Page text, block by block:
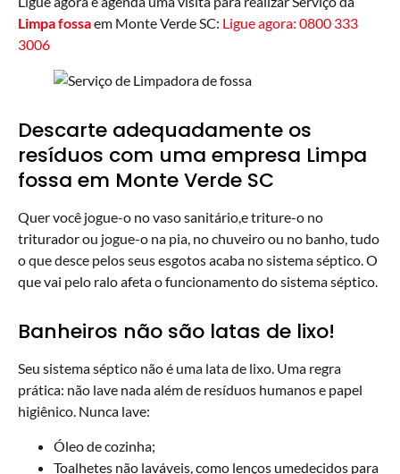
Limpa fossaem Monte Verde SC: Ligue agora: 0800 333
3006
Descarte adequadamente os
resíduos com uma empresa Limpa
fossa em Monte Verde SC
Quer você jogue-o no vaso sanitário,e triture-o no
triturador ou jogue-o na pia, no chuveiro ou no banho, tudo
o que desce pelos seus esgotos acaba no sistema séptico. O
que vai pelo ralo afeta o funcionamento do sistema séptico.
Banheiros não são latas de lixo!
Seu sistema séptico não é uma lata de lixo. Uma regra
prática: não lave nada além de resíduos humanos e papel
higiênico. Nunca lave:
Óleo de cozinha;
Toalhetes não laváveis, como lenços umedecidos para